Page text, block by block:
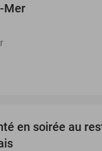
Mer
en soirée au